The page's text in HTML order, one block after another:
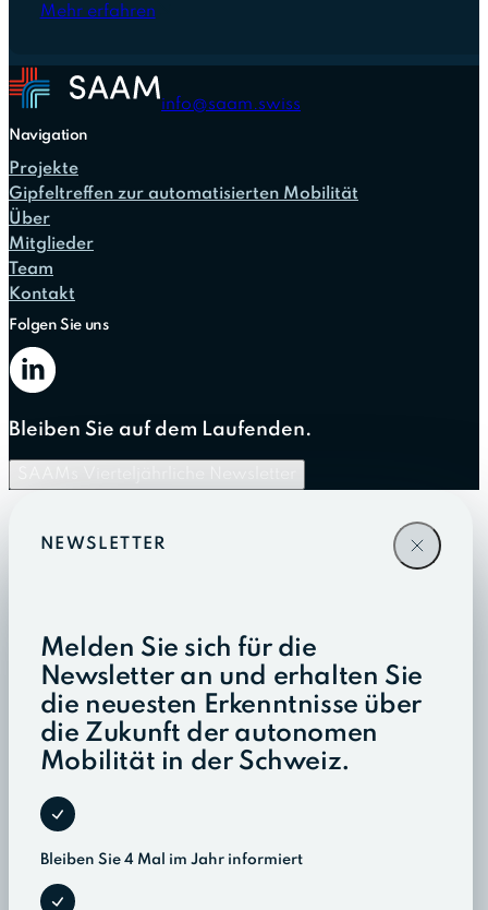
Mehr erfahren
info@saam.swiss
Navigation
Projekte
Gipfeltreffen zur automatisierten Mobilität
Über
Mitglieder
Team
Kontakt
Folgen Sie uns
Bleiben Sie auf dem Laufenden.
NEWSLETTER
Melden Sie sich für die
Newsletter an und erhalten Sie
die neuesten Erkenntnisse über
die Zukunft der autonomen
Mobilität in der Schweiz.
Bleiben Sie 4 Mal im Jahr informiert